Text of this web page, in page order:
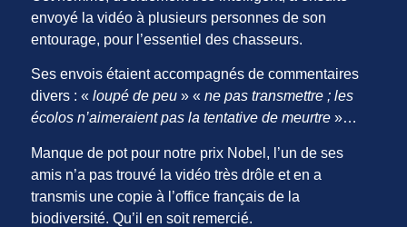
envoyé la vidéo à plusieurs personnes de son
entourage, pour l’essentiel des chasseurs.
Ses envois étaient accompagnés de commentaires
divers : «loupé de peu » «ne pas transmettre ; les
écolos n’aimeraient pas la tentative de meurtre »…
Manque de pot pour notre prix Nobel, l’un de ses
amis n’a pas trouvé la vidéo très drôle et en a
transmis une copie à l’office français de la
biodiversité. Qu’il en soit remercié.